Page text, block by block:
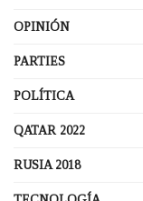
OPINIÓN
PARTIES
POLÍTICA
QATAR 2022
RUSIA 2018